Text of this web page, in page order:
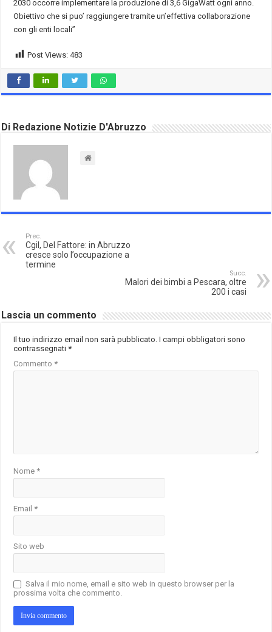
2030 occorre implementare la produzione di 3,6 GigaWatt ogni anno.
Obiettivo che si puo’ raggiungere tramite un’effettiva collaborazione
con gli enti locali”
Post Views: 483
Di Redazione Notizie D'Abruzzo
Prec.
Cgil, Del Fattore: in Abruzzo
cresce solo l’occupazione a
termine
Succ.
Malori dei bimbi a Pescara, oltre
200 i casi
Lascia un commento
Il tuo indirizzo email non sarà pubblicato. I campi obbligatori sono
contrassegnati*
Commento*
Nome*
Email*
Sito web
Salva il mio nome, email e sito web in questo browser per la
prossima volta che commento.